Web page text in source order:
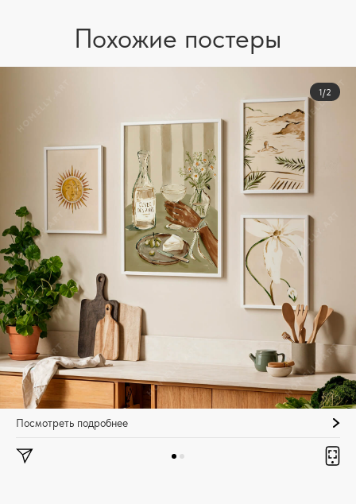
Похожие постеры
1/2
Посмотреть подробнее